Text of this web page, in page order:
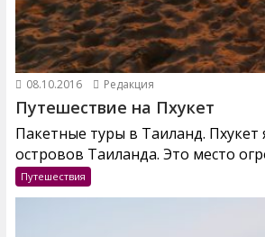
08.10.2016 Редакция
Путешествие на Пхукет
Пакетные туры в Таиланд. Пхукет
островов Таиланда. Это место
Путешествия